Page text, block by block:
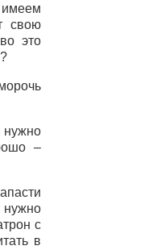
имеем
свою
это
нужно
–
нужно
с
в